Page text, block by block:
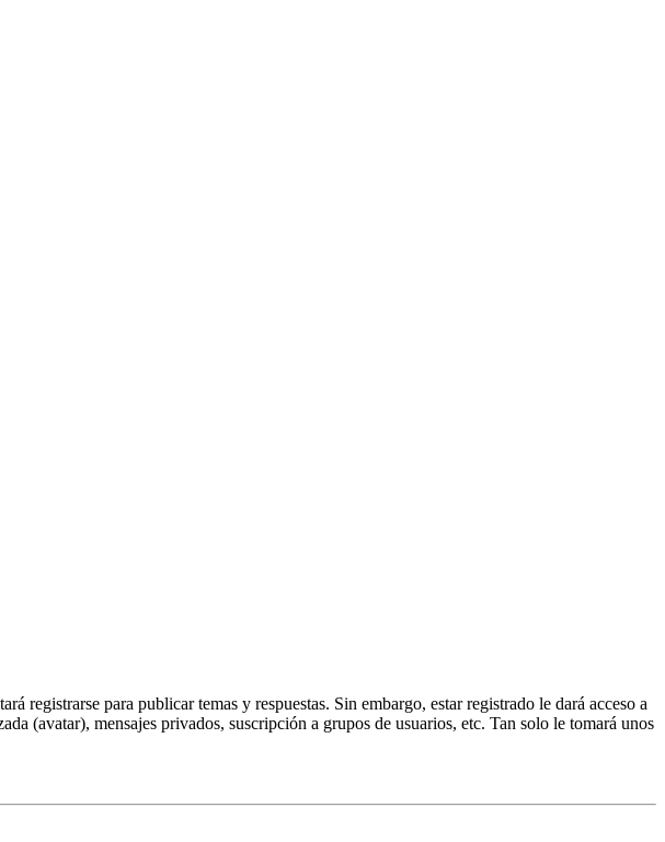
registrarse para publicar temas y respuestas. Sin embargo, estar registrado le dará acceso a
(avatar), mensajes privados, suscripción a grupos de usuarios, etc. Tan solo le tomará unos